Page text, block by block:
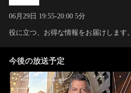
06月29日 19:55-20:00 5分
役に立つ、お得な情報をお届けします。
今後の放送予定